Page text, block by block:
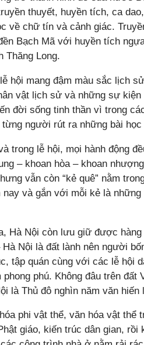
thuyết, huyền tích, ca
về chữ tín và cảnh giác.
Bạch Mã với huyền tích
Thăng Long.
hội mang đậm màu sắc lịch
vật lịch sử và những sự
đời sống tinh thần vì trong
người rút ra những bài học
trong lễ hội, mọi hành động
– khoan hòa – khoan
vẫn còn “kẻ quê” nằm
nay và gắn với mỗi kẻ là
Hà Nội còn lưu giữ được
Hà Nội là đất lành nên người
tập quán cùng với các lễ hội
phong phú. Không đâu trên
là Thủ đô nghìn năm văn hiến
phi vật thể, văn hóa vật thể
giáo, kiến trúc dân gian,